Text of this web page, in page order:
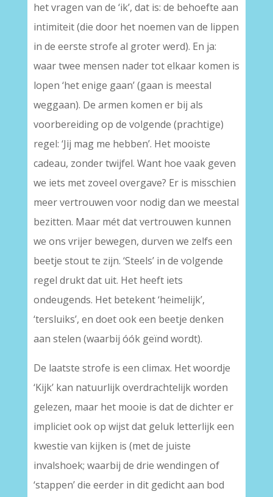
het vragen van de ‘ik’, dat is: de behoefte aan
intimiteit (die door het noemen van de lippen
in de eerste strofe al groter werd). En ja:
waar twee mensen nader tot elkaar komen is
lopen ‘het enige gaan’ (gaan is meestal
weggaan). De armen komen er bij als
voorbereiding op de volgende (prachtige)
regel: ‘Jij mag me hebben’. Het mooiste
cadeau, zonder twijfel. Want hoe vaak geven
we iets met zoveel overgave? Er is misschien
meer vertrouwen voor nodig dan we meestal
bezitten. Maar mét dat vertrouwen kunnen
we ons vrijer bewegen, durven we zelfs een
beetje stout te zijn. ‘Steels’ in de volgende
regel drukt dat uit. Het heeft iets
ondeugends. Het betekent ‘heimelijk’,
‘tersluiks’, en doet ook een beetje denken
aan stelen (waarbij óók geïnd wordt).
De laatste strofe is een climax. Het woordje
‘Kijk’ kan natuurlijk overdrachtelijk worden
gelezen, maar het mooie is dat de dichter er
impliciet ook op wijst dat geluk letterlijk een
kwestie van kijken is (met de juiste
invalshoek; waarbij de drie wendingen of
‘stappen’ die eerder in dit gedicht aan bod